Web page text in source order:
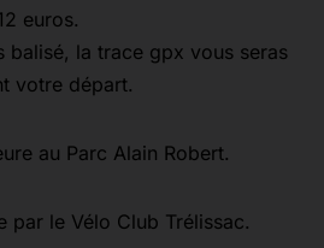
euros.
balisé, la trace gpx vous seras
votre départ.
au Parc Alain Robert.
par le Vélo Club Trélissac.